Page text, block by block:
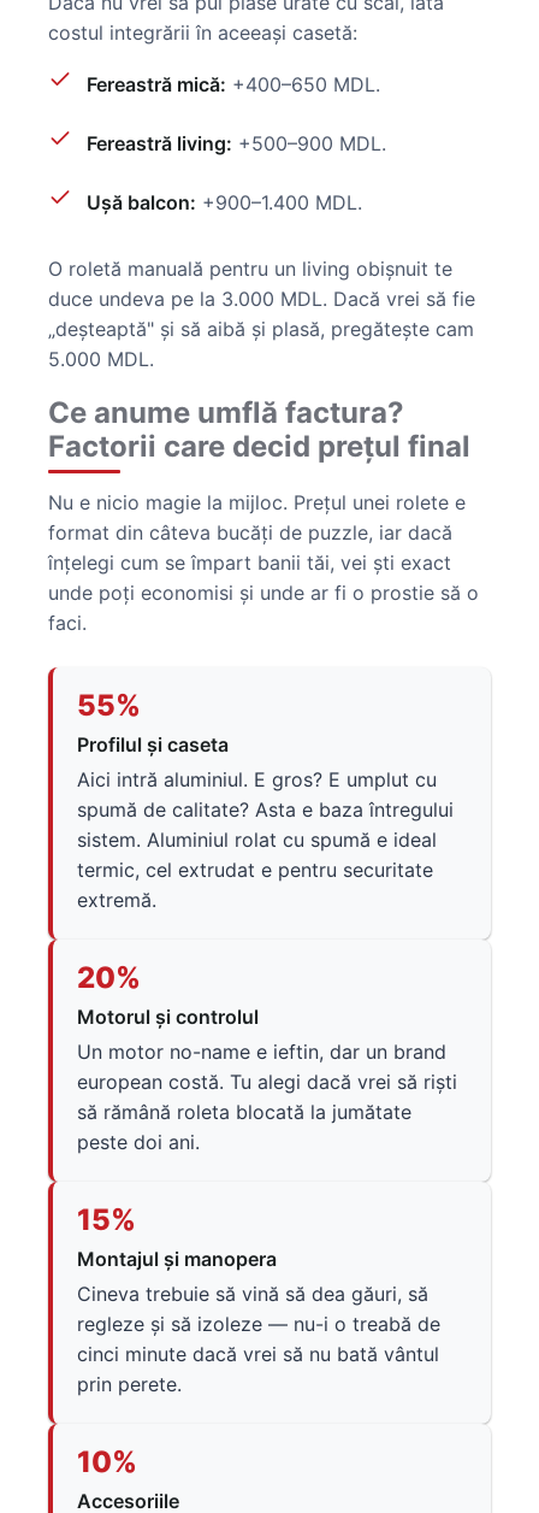
costul integrării în aceeași casetă:
Fereastră mică: +400–650 MDL.
Fereastră living: +500–900 MDL.
Ușă balcon: +900–1.400 MDL.
O roletă manuală pentru un living obișnuit te
duce undeva pe la 3.000 MDL. Dacă vrei să fie
„deșteaptă" și să aibă și plasă, pregătește cam
5.000 MDL.
Ce anume umflă factura?
Factorii care decid prețul final
Nu e nicio magie la mijloc. Prețul unei rolete e
format din câteva bucăți de puzzle, iar dacă
înțelegi cum se împart banii tăi, vei ști exact
unde poți economisi și unde ar fi o prostie să o
faci.
55%
Profilul și caseta
Aici intră aluminiul. E gros? E umplut cu
spumă de calitate? Asta e baza întregului
sistem. Aluminiul rolat cu spumă e ideal
termic, cel extrudat e pentru securitate
extremă.
20%
Motorul și controlul
Un motor no-name e ieftin, dar un brand
european costă. Tu alegi dacă vrei să riști
să rămână roleta blocată la jumătate
peste doi ani.
15%
Montajul și manopera
Cineva trebuie să vină să dea găuri, să
regleze și să izoleze — nu-i o treabă de
cinci minute dacă vrei să nu bată vântul
prin perete.
10%
Accesoriile